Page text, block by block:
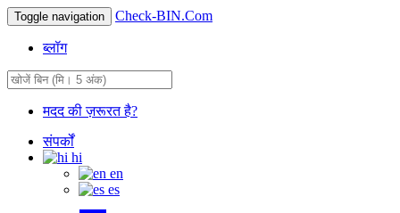
Toggle navigation Check-BIN.Com
ब्लॉग
मदद की ज़रूरत है?
संपर्कों
hi
en
es